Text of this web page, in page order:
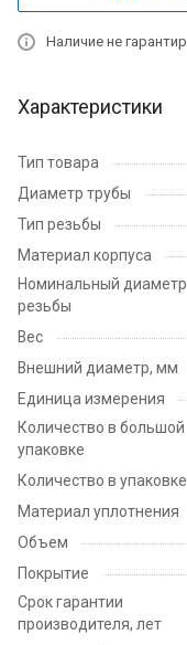
Наличие не
Характеристики
Тип товара
Диаметр трубы
Тип резьбы
Материал корпуса
Номинальный диаметр
резьбы
Вес
Внешний диаметр, мм
Единица измерения
Количество в большой
упаковке
Количество в упаковке
Материал уплотнения
Объем
Покрытие
Срок гарантии
производителя, лет